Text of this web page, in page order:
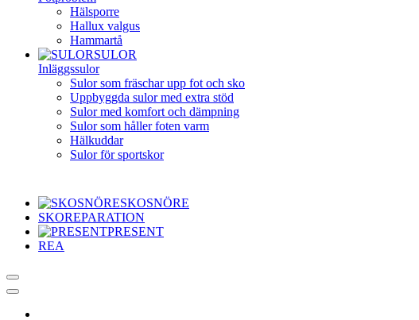
Hälsporre
Hallux valgus
Hammartå
SULOR
Inläggssulor
Sulor som fräschar upp fot och sko
Uppbyggda sulor med extra stöd
Sulor med komfort och dämpning
Sulor som håller foten varm
Hälkuddar
Sulor för sportskor
SKOSNÖRE
SKOREPARATION
PRESENT
REA